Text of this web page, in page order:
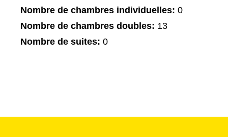
Nombre de chambres individuelles: 0
Nombre de chambres doubles: 13
Nombre de suites: 0